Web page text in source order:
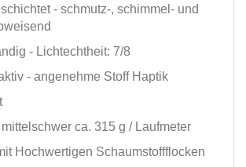
- schmutz-, schimmel- und
- Lichtechtheit: 7/8
- angenehme Stoff Haptik
ca. 315 g / Laufmeter
Hochwertigen Schaumstoffflocken